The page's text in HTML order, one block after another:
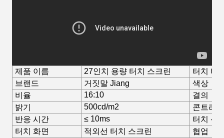
제품 이름 27인치 용량 터치 스크린
터치 타
브랜드
거짓말 Jiang
색상
비율
16:10
결의
밝기
500cd/m2
콘트라
반응 시간
≤ 10ms
터치 신
터치 화면
적외선 터치 스크린 협업